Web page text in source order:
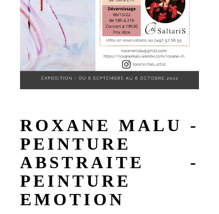
ROXANE MALU -
PEINTURE
ABSTRAITE -
PEINTURE
EMOTION